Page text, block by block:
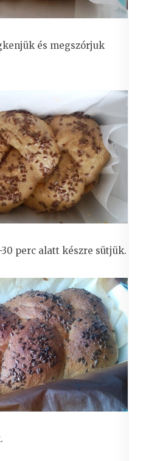
és megszórjuk
30 perc alatt készre sütjük.